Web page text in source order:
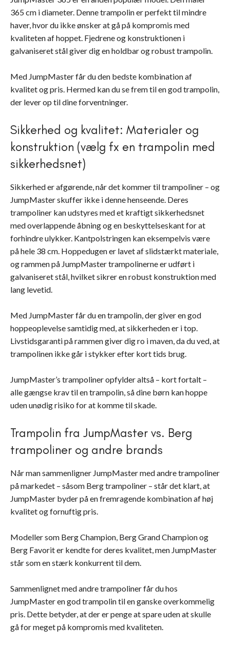
365 cm i diameter. Denne trampolin er perfekt til mindre
haver, hvor du ikke ønsker at gå på kompromis med
kvaliteten af hoppet. Fjedrene og konstruktionen i
galvaniseret stål giver dig en holdbar og robust trampolin.
Med JumpMaster får du den bedste kombination af
kvalitet og pris. Hermed kan du se frem til en god trampolin,
der lever op til dine forventninger.
Sikkerhed og kvalitet: Materialer og
konstruktion (vælg fx en trampolin med
sikkerhedsnet)
Sikkerhed er afgørende, når det kommer til trampoliner – og
JumpMaster skuffer ikke i denne henseende. Deres
trampoliner kan udstyres med et kraftigt sikkerhedsnet
med overlappende åbning og en beskyttelseskant for at
forhindre ulykker. Kantpolstringen kan eksempelvis være
på hele 38 cm. Hoppedugen er lavet af slidstærkt materiale,
og rammen på JumpMaster trampolinerne er udført i
galvaniseret stål, hvilket sikrer en robust konstruktion med
lang levetid.
Med JumpMaster får du en trampolin, der giver en god
hoppeoplevelse samtidig med, at sikkerheden er i top.
Livstidsgaranti på rammen giver dig ro i maven, da du ved, at
trampolinen ikke går i stykker efter kort tids brug.
JumpMaster’s trampoliner opfylder altså – kort fortalt –
alle gængse krav til en trampolin, så dine børn kan hoppe
uden unødig risiko for at komme til skade.
Trampolin fra JumpMaster vs. Berg
trampoliner og andre brands
Når man sammenligner JumpMaster med andre trampoliner
på markedet – såsom Berg trampoliner – står det klart, at
JumpMaster byder på en fremragende kombination af høj
kvalitet og fornuftig pris.
Modeller som Berg Champion, Berg Grand Champion og
Berg Favorit er kendte for deres kvalitet, men JumpMaster
står som en stærk konkurrent til dem.
Sammenlignet med andre trampoliner får du hos
JumpMaster en god trampolin til en ganske overkommelig
pris. Dette betyder, at der er penge at spare uden at skulle
gå for meget på kompromis med kvaliteten.